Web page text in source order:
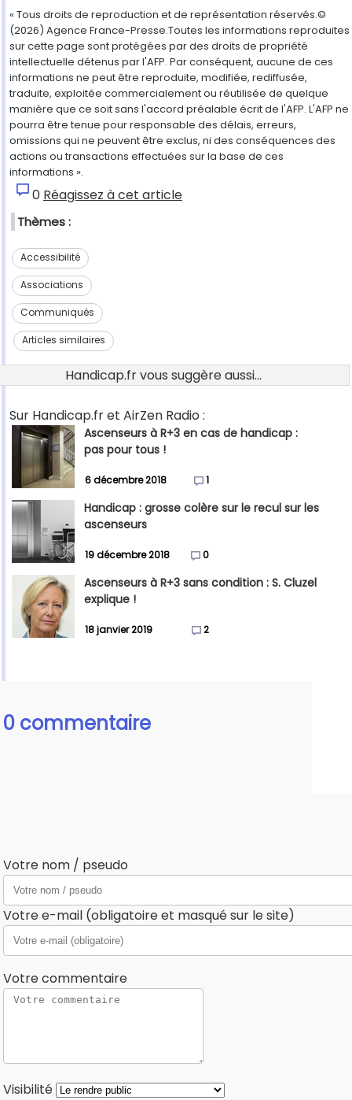
« Tous droits de reproduction et de représentation réservés.©
(2026) Agence France-Presse.Toutes les informations reproduites
sur cette page sont protégées par des droits de propriété
intellectuelle détenus par l'AFP. Par conséquent, aucune de ces
informations ne peut être reproduite, modifiée, rediffusée,
traduite, exploitée commercialement ou réutilisée de quelque
manière que ce soit sans l'accord préalable écrit de l'AFP. L'AFP ne
pourra être tenue pour responsable des délais, erreurs,
omissions qui ne peuvent être exclus, ni des conséquences des
actions ou transactions effectuées sur la base de ces
informations ».
0 Réagissez à cet article
Thèmes :
Accessibilité
Associations
Communiqués
Articles similaires
Handicap.fr vous suggère aussi...
Sur Handicap.fr et AirZen Radio :
Ascenseurs à R+3 en cas de handicap :
pas pour tous !
6 décembre 2018 1
Handicap : grosse colère sur le recul sur les
ascenseurs
19 décembre 2018 0
Ascenseurs à R+3 sans condition : S. Cluzel
explique !
18 janvier 2019 2
0 commentaire
Votre nom / pseudo
Votre e-mail (obligatoire et masqué sur le site)
Votre commentaire
Visibilité